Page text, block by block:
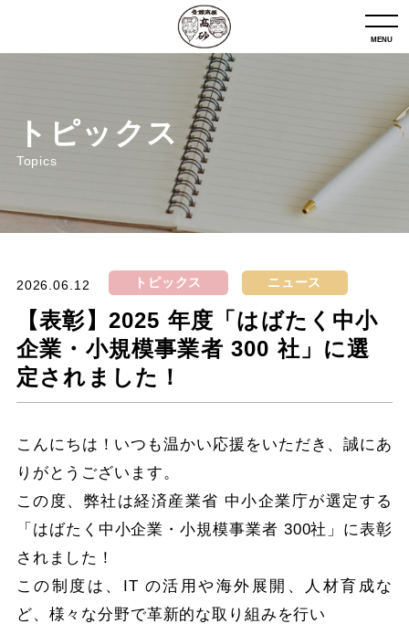
MENU
トピックス
Topics
2026.06.12 トピックス ニュース
【表彰】2025 年度「はばたく中小
企業・小規模事業者 300 社」に選
定されました！
こんにちは！いつも温かい応援をいただき、誠にあ
りがとうございます。
この度、弊社は経済産業省 中小企業庁が選定する
「はばたく中小企業・小規模事業者 300社」に表彰
されました！
この制度は、IT の活用や海外展開、人材育成な
ど、様々な分野で革新的な取り組みを行い